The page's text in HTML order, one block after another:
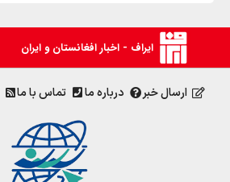
ایراف - اخبار افغانستان و ایران
ارسال خبر درباره ما تماس با ما